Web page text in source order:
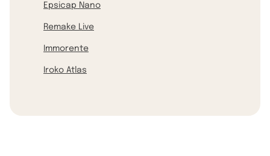
Epsicap Nano
Remake Live
Immorente
Iroko Atlas